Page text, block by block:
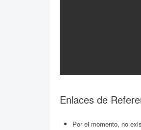
Enlaces de
Por el momento, no